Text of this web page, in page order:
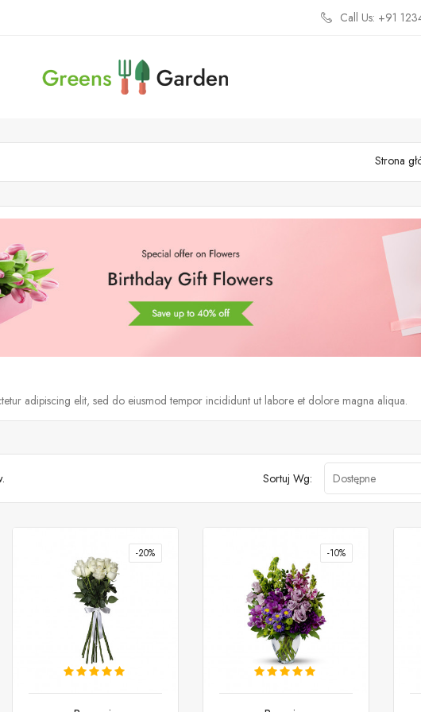
Call Us: +91
Strona
adipiscing elit, sed do eiusmod tempor incididunt ut labore et dolore magna aliqua.
Sortuj Wg: Dostępne
-20% -10%